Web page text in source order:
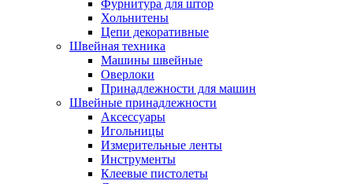
Фурнитура для штор
Хольнитены
Цепи декоративные
Швейная техника
Машины швейные
Оверлоки
Принадлежности для машин
Швейные принадлежности
Аксессуары
Игольницы
Измерительные ленты
Инструменты
Клеевые пистолеты